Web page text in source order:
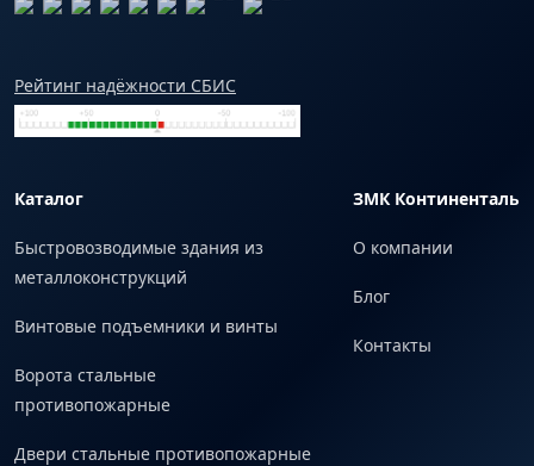
Рейтинг надёжности СБИС
Каталог
Быстровозводимые здания из
металлоконструкций
Винтовые подъемники и винты
Ворота стальные
противопожарные
Двери стальные противопожарные
ЗМК Континенталь
О компании
Блог
Контакты